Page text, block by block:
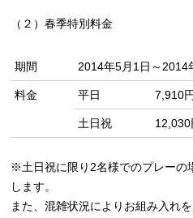
（２）春季特別料金
期間 2014年5月1日～2014
料金 平日 7,910
土日祝 12,030
※土日祝に限り2名様でのプレーの
します。
また、混雑状況によりお組み入れ